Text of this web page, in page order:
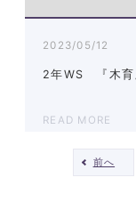
2023/05/12
2年WS 『木育
READ MORE
前へ